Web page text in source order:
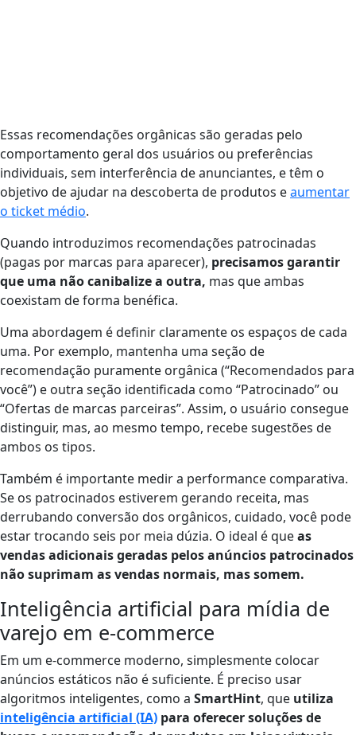
Essas recomendações orgânicas são geradas pelo
comportamento geral dos usuários ou preferências
individuais, sem interferência de anunciantes, e têm o
objetivo de ajudar na descoberta de produtos eaumentar
o ticket médio.
Quando introduzimos recomendações patrocinadas
(pagas por marcas para aparecer), precisamos garantir
que uma não canibalize a outra, mas que ambas
coexistam de forma benéfica.
Uma abordagem é definir claramente os espaços de cada
uma. Por exemplo, mantenha uma seção de
recomendação puramente orgânica (“Recomendados para
você”) e outra seção identificada como “Patrocinado” ou
“Ofertas de marcas parceiras”. Assim, o usuário consegue
distinguir, mas, ao mesmo tempo, recebe sugestões de
ambos os tipos.
Também é importante medir a performance comparativa.
Se os patrocinados estiverem gerando receita, mas
derrubando conversão dos orgânicos, cuidado, você pode
estar trocando seis por meia dúzia. O ideal é queas
vendas adicionais geradas pelos anúncios patrocinados
não suprimam as vendas normais, mas somem.
Inteligência artificial para mídia de
varejo em e-commerce
Em um e-commerce moderno, simplesmente colocar
anúncios estáticos não é suficiente. É preciso usar
algoritmos inteligentes, como a SmartHint, que utiliza
inteligência artificial (IA) para oferecer soluções de